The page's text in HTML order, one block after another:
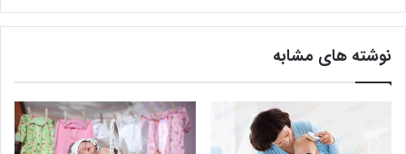
نوشته های مشابه